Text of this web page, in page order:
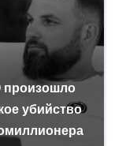
произошло
убийство